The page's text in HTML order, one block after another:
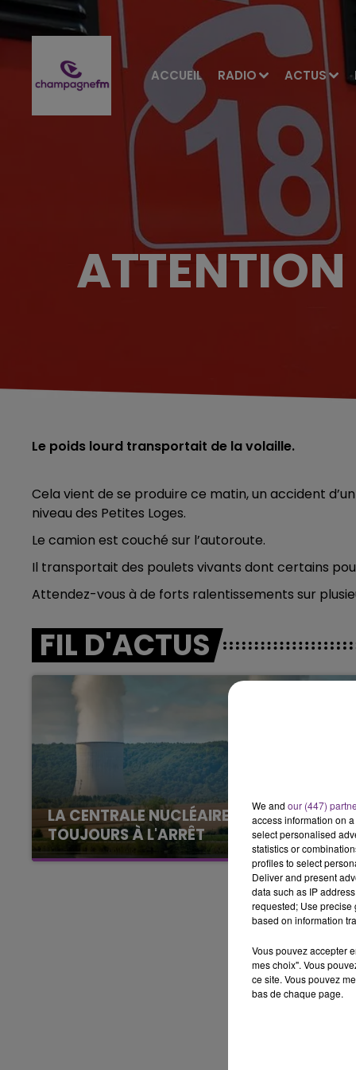
ACCUEIL RADIO ACTUS
14h00 - 15h00
LA RADIO POP
Le poids lourd transportait de la volaille.
Cela vient de se produire ce matin, un accident
niveau des Petites Loges.
Le camion est couché sur l’autoroute.
Il transportait des poulets vivants dont certains
Attendez-vous à de forts ralentissements sur
FIL D'ACTUS
LA CENTRALE NUCLÉAIRE DE CHOOZ
TOUJOURS À L'ARRÊT
Cela fait déjà une semaine que la centrale
nucléaire ardennaise est à l'arrêt. Une situation
justifiée par la sécheresse intense qui est
We and our (447)
access information on
select personalised
statistics or
profiles to select
Deliver and present
data such as IP
requested; Use precise
based on information
Vous pouvez accepter
mes choix". Vous
ce site. Vous pouvez
bas de chaque page.